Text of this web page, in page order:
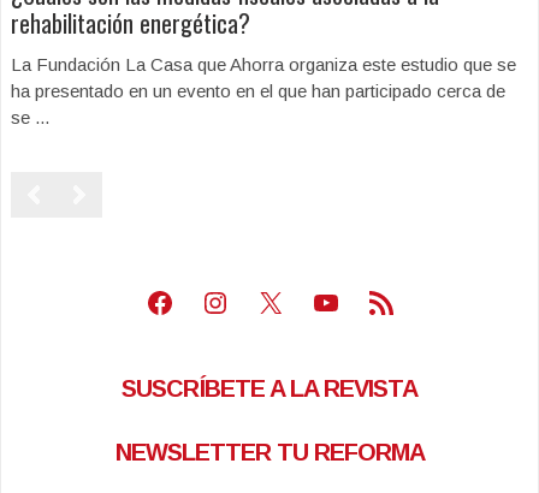
rehabilitación energética?
La Fundación La Casa que Ahorra organiza este estudio que se
ha presentado en un evento en el que han participado cerca de
se ...
Facebook
Instagram
X Youtube
Feed RSS
SUSCRÍBETE A LA REVISTA
NEWSLETTER TU REFORMA